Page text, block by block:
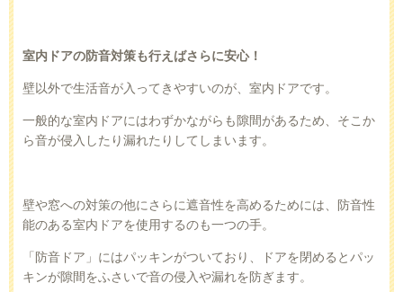
室内ドアの防音対策も行えばさらに安心！
壁以外で生活音が入ってきやすいのが、室内ドアです。
一般的な室内ドアにはわずかながらも隙間があるため、そこか
ら音が侵入したり漏れたりしてしまいます。
壁や窓への対策の他にさらに遮音性を高めるためには、防音性
能のある室内ドアを使用するのも一つの手。
「防音ドア」にはパッキンがついており、ドアを閉めるとパッ
キンが隙間をふさいで音の侵入や漏れを防ぎます。